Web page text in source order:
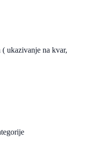
ukazivanje na kvar,